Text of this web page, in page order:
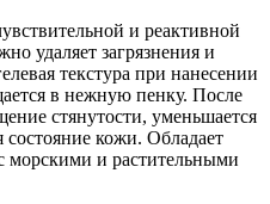
и реактивной
удаляет загрязнения и
текстура при нанесении
в нежную пенку. После
стянутости, уменьшается
состояние кожи. Обладает
морскими и растительными